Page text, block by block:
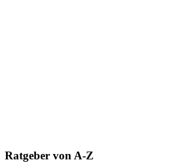
Ratgeber von A-Z